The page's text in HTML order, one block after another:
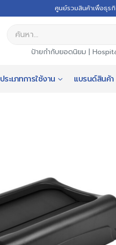
ศูนย์รวมสินค้าเพื่อธุรกิ
ป้ายกำกับยอดนิยม |
ประเภทการใช้งาน แบรนด์สินค้า